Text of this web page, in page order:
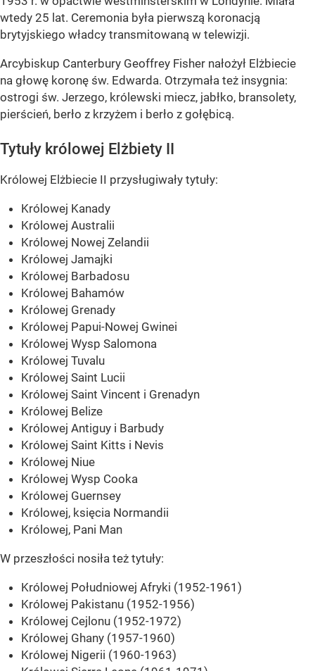
wtedy 25 lat. Ceremonia była pierwszą koronacją
brytyjskiego władcy transmitowaną w telewizji.
Arcybiskup Canterbury Geoffrey Fisher nałożył Elżbiecie
na głowę koronę św. Edwarda. Otrzymała też insygnia:
ostrogi św. Jerzego, królewski miecz, jabłko, bransolety,
pierścień, berło z krzyżem i berło z gołębicą.
Tytuły królowej Elżbiety II
Królowej Elżbiecie II przysługiwały tytuły:
Królowej Kanady
Królowej Australii
Królowej Nowej Zelandii
Królowej Jamajki
Królowej Barbadosu
Królowej Bahamów
Królowej Grenady
Królowej Papui-Nowej Gwinei
Królowej Wysp Salomona
Królowej Tuvalu
Królowej Saint Lucii
Królowej Saint Vincent i Grenadyn
Królowej Belize
Królowej Antiguy i Barbudy
Królowej Saint Kitts i Nevis
Królowej Niue
Królowej Wysp Cooka
Królowej Guernsey
Królowej, księcia Normandii
Królowej, Pani Man
W przeszłości nosiła też tytuły:
Królowej Południowej Afryki (1952-1961)
Królowej Pakistanu (1952-1956)
Królowej Cejlonu (1952-1972)
Królowej Ghany (1957-1960)
Królowej Nigerii (1960-1963)